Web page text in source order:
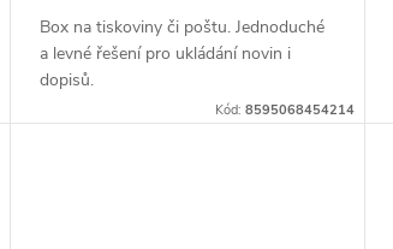
Box na tiskoviny či poštu. Jednoduché
a levné řešení pro ukládání novin i
dopisů.
Kód: 8595068454214